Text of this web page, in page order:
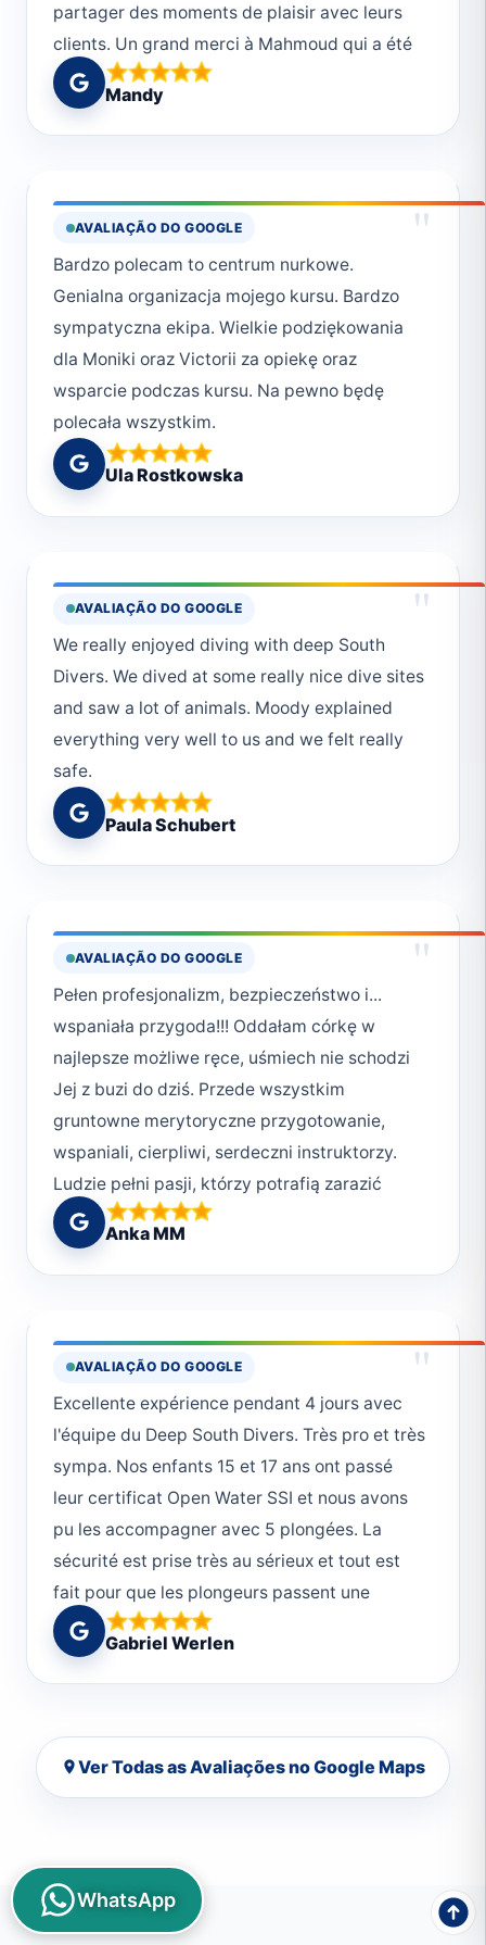
partager des moments de plaisir avec leurs
clients. Un grand merci à Mahmoud qui a été
un dive master au top, et au reste de toute
l’équipe.
Mandy
AVALIAÇÃO DO GOOGLE "
Bardzo polecam to centrum nurkowe.
Genialna organizacja mojego kursu. Bardzo
sympatyczna ekipa. Wielkie podziękowania
dla Moniki oraz Victorii za opiekę oraz
wsparcie podczas kursu. Na pewno będę
polecała wszystkim.
Ula Rostkowska
AVALIAÇÃO DO GOOGLE "
We really enjoyed diving with deep South
Divers. We dived at some really nice dive sites
and saw a lot of animals. Moody explained
everything very well to us and we felt really
safe.
Paula Schubert
AVALIAÇÃO DO GOOGLE "
Pełen profesjonalizm, bezpieczeństwo i...
wspaniała przygoda!!! Oddałam córkę w
najlepsze możliwe ręce, uśmiech nie schodzi
Jej z buzi do dziś. Przede wszystkim
gruntowne merytoryczne przygotowanie,
wspaniali, cierpliwi, serdeczni instruktorzy.
Ludzie pełni pasji, którzy potrafią zarazić
swoją miłością do podwodnego świata.
Najlepsze miejsce do rozpoczęcia swojej
przygody z nurkowaniem! Deep South
w przyszłym roku!!! Moniko 😘 Buziaki od Uli,
Ani, Iwonki, Rysia 😘 Dziękujemy!!!
Anka MM
AVALIAÇÃO DO GOOGLE "
Excellente expérience pendant 4 jours avec
l'équipe du Deep South Divers. Très pro et très
sympa. Nos enfants 15 et 17 ans ont passé
leur certificat Open Water SSI et nous avons
pu les accompagner avec 5 plongées. La
sécurité est prise très au sérieux et tout est
fait pour que les plongeurs passent une
journée magnifique. Merci!
Gabriel Werlen
Ver Todas as Avaliações no Google Maps
WhatsApp